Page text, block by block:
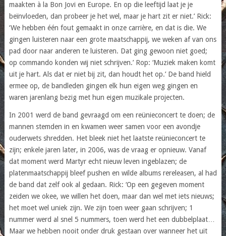
maakten à la Bon Jovi en Europe. En op die leeftijd laat je je
beïnvloeden, dan probeer je het wel, maar je hart zit er niet.’ Rick:
‘We hebben één fout gemaakt in onze carrière, en dat is die. We
gingen luisteren naar een grote maatschappij, we weken af van ons
pad door naar anderen te luisteren. Dat ging gewoon niet goed;
op commando konden wij niet schrijven.’ Rop: ‘Muziek maken komt
uit je hart. Als dat er niet bij zit, dan houdt het op.’ De band hield
ermee op, de bandleden gingen elk hun eigen weg gingen en
waren jarenlang bezig met hun eigen muzikale projecten.
In 2001 werd de band gevraagd om een reünieconcert te doen; de
mannen stemden in en kwamen weer samen voor een avondje
ouderwets shredden. Het bleek niet het laatste reünieconcert te
zijn; enkele jaren later, in 2006, was de vraag er opnieuw. Vanaf
dat moment werd Martyr echt nieuw leven ingeblazen; de
platenmaatschappij bleef pushen en wilde albums rereleasen, al had
de band dat zelf ook al gedaan. Rick: ‘Op een gegeven moment
zeiden we okee, we willen het doen, maar dan wel met iets nieuws;
het moet wel uniek zijn. We zijn toen weer gaan schrijven; 1
nummer werd al snel 5 nummers, toen werd het een dubbelplaat…
Maar we hebben nooit onder druk gestaan over wanneer het uit